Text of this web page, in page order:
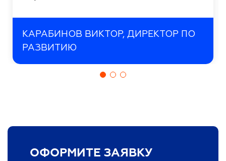
КАРАБИНОВ ВИКТОР, ДИРЕКТОР ПО
РАЗВИТИЮ
ОФОРМИТЕ ЗАЯВКУ